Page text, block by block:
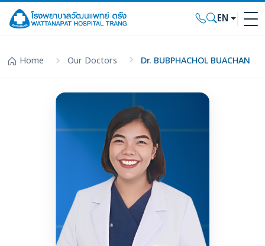
EN
Home Our Doctors Dr. BUBPHACHOL BUACHAN